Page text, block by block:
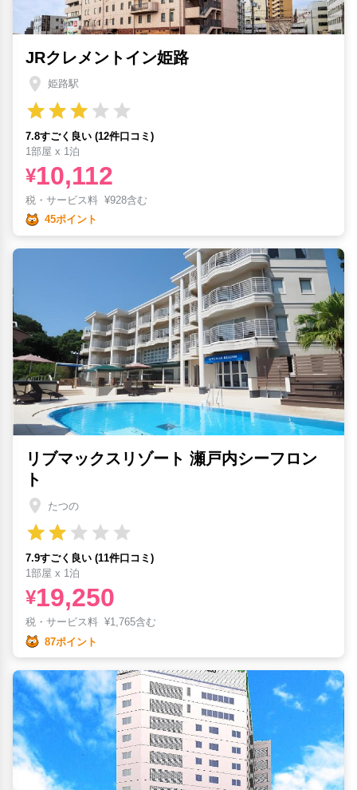
JRクレメントイン姫路
姫路駅
7.8すごく良い (12件口コミ)
1部屋 x 1泊
¥10,112
税・サービス料 ¥928含む
45ポイント
リブマックスリゾート 瀬戸内シーフロン
ト
たつの
7.9すごく良い (11件口コミ)
1部屋 x 1泊
¥19,250
税・サービス料 ¥1,765含む
87ポイント